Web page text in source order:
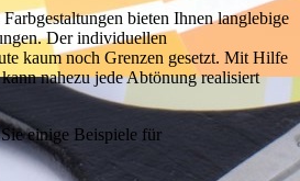
bieten Ihnen langlebige
Der individuellen
kaum noch Grenzen gesetzt. Mit Hilfe
nahezu jede Abtönung realisiert
einige Beispiele für